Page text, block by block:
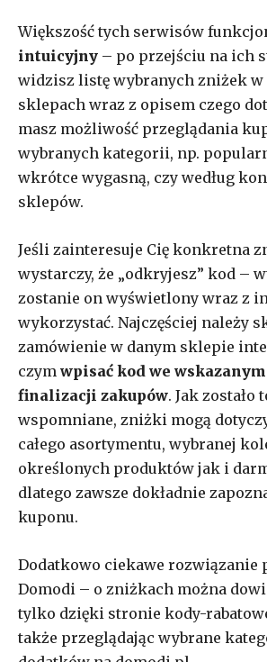
Większość tych serwisów
intuicyjny – po przejściu na ich
widzisz listę wybranych zniżek
sklepach wraz z opisem czego
masz możliwość przeglądania
wybranych kategorii, np.
wkrótce wygasną, czy według
sklepów.
Jeśli zainteresuje Cię konkretna
wystarczy, że „odkryjesz” kod –
zostanie on wyświetlony wraz z
wykorzystać. Najczęściej należy
zamówienie w danym sklepie
czym wpisać kod we
finalizacji zakupów. Jak zostało
wspomniane, zniżki mogą
całego asortymentu, wybranej
określonych produktów jak i
dlatego zawsze dokładnie
kuponu.
Dodatkowo ciekawe rozwiązanie
Domodi – o zniżkach można
tylko dzięki stronie kody-
także przeglądając wybrane